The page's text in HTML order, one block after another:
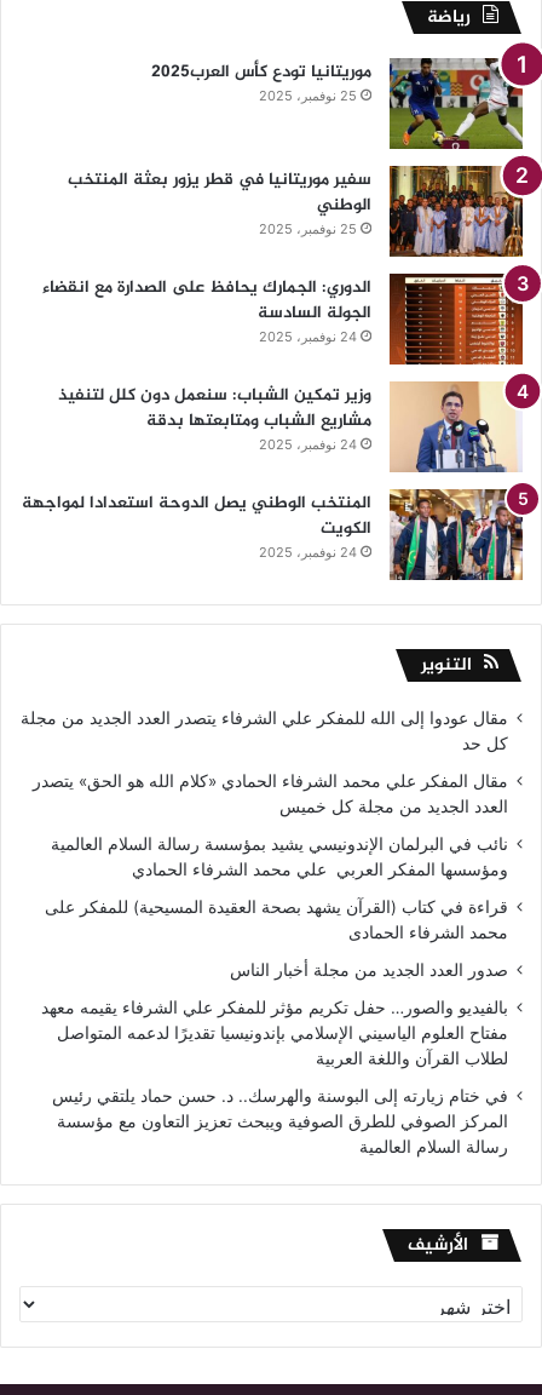
رياضة
موريتانيا تودع كأس العرب2025
25 نوفمبر، 2025
سفير موريتانيا في قطر يزور بعثة المنتخب
الوطني
25 نوفمبر، 2025
الدوري: الجمارك يحافظ على الصدارة مع انقضاء
الجولة السادسة
24 نوفمبر، 2025
وزير تمكين الشباب: سنعمل دون كلل لتنفيذ
مشاريع الشباب ومتابعتها بدقة
24 نوفمبر، 2025
المنتخب الوطني يصل الدوحة استعدادا لمواجهة
الكويت
24 نوفمبر، 2025
التنوير
مقال عودوا إلى الله للمفكر علي الشرفاء يتصدر العدد الجديد من مجلة
كل حد
مقال المفكر علي محمد الشرفاء الحمادي «كلام الله هو الحق» يتصدر
العدد الجديد من مجلة كل خميس
نائب في البرلمان الإندونيسي يشيد بمؤسسة رسالة السلام العالمية
ومؤسسها المفكر العربي علي محمد الشرفاء الحمادي
قراءة في كتاب (القرآن يشهد بصحة العقيدة المسيحية) للمفكر على
محمد الشرفاء الحمادى
صدور العدد الجديد من مجلة أخبار الناس
بالفيديو والصور… حفل تكريم مؤثر للمفكر علي الشرفاء يقيمه معهد
مفتاح العلوم الياسيني الإسلامي بإندونيسيا تقديرًا لدعمه المتواصل
لطلاب القرآن واللغة العربية
في ختام زيارته إلى البوسنة والهرسك.. د. حسن حماد يلتقي رئيس
المركز الصوفي للطرق الصوفية ويبحث تعزيز التعاون مع مؤسسة
رسالة السلام العالمية
الأرشيف الأرشيف